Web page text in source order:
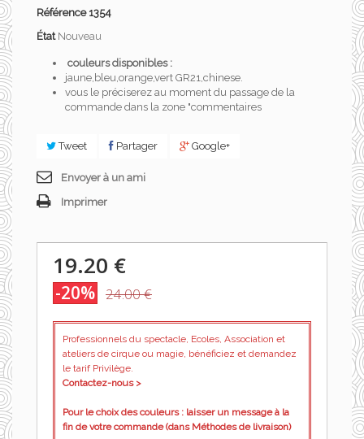
Référence 1354
État Nouveau
couleurs disponibles :
jaune,bleu,orange,vert GR21,chinese.
vous le préciserez au moment du passage de la
commande dans la zone "commentaires
Tweet Partager Google+
Envoyer à un ami
Imprimer
19.20 €
-20% 24.00 €
Professionnels du spectacle, Ecoles, Association et
ateliers de cirque ou magie, bénéficiez et demandez
le tarif Privilège.
Contactez-nous >
Pour le choix des couleurs : laisser un message à la
fin de votre commande (dans Méthodes de livraison)